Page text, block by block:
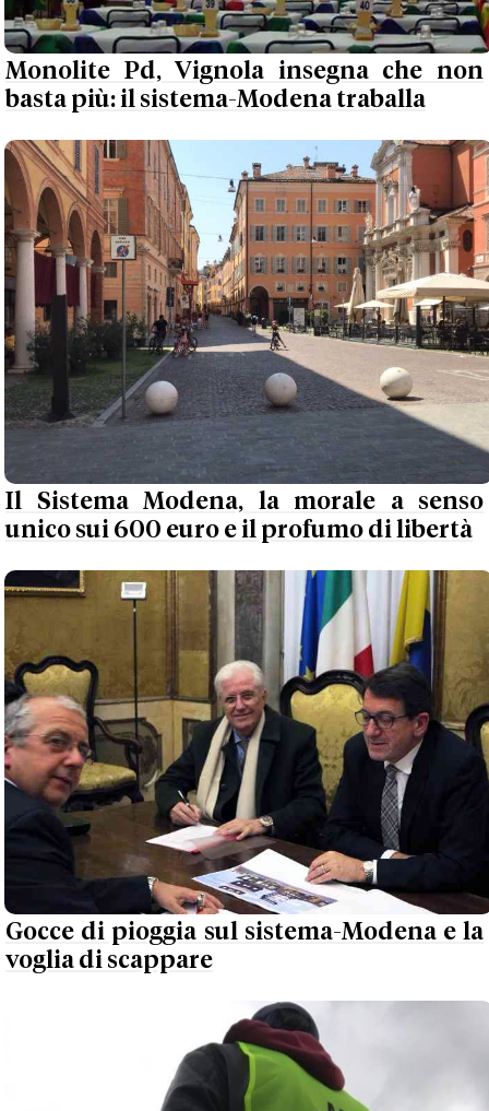
Monolite Pd, Vignola insegna che non
basta più: il sistema-Modena traballa
Il Sistema Modena, la morale a senso
unico sui 600 euro e il profumo di libertà
Gocce di pioggia sul sistema-Modena e la
voglia di scappare